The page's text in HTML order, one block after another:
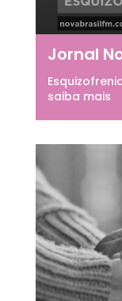
Jornal
saiba mais